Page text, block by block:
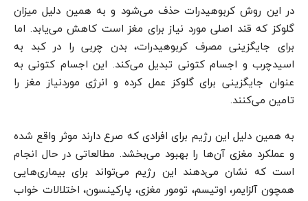
در این روش کربوهیدرات حذف می‌شود و به همین دلیل میزان
گلوکز که قند اصلی مورد نیاز برای مغز است کاهش می‌یابد. اما
برای جایگزینی مصرف کربوهیدرات، بدن چربی را در کبد به
اسیدچرب و اجسام کتونی تبدیل می‌کند. این اجسام کتونی به
عنوان جایگزینی برای گلوکز عمل کرده و انرژی موردنیاز مغز را
تامین می‌کنند.
به همین دلیل این رژیم برای افرادی که صرع دارند موثر واقع شده
و عملکرد مغزی آن‌ها را بهبود می‌بخشد. مطالعاتی در حال انجام
است که نشان می‌دهند این رژیم می‌تواند برای بیماری‌هایی
همچون آلزایمر، اوتیسم، تومور مغزی، پارکینسون، اختلالات خواب